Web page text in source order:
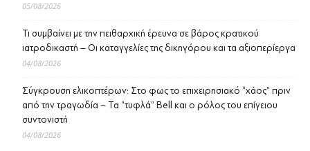
05/08/2026
Τι συμβαίνει με την πειθαρχική έρευνα σε βάρος κρατικού
ιατροδικαστή – Οι καταγγελίες της δικηγόρου και τα αξιοπερίεργα
04/08/2026
Σύγκρουση ελικοπτέρων: Στο φως το επιχειρησιακό “χάος” πριν
από την τραγωδία – Τα “τυφλά” Bell και ο ρόλος του επίγειου
συντονιστή
04/08/2026